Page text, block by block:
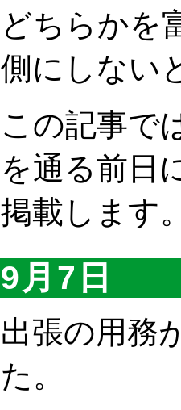
どちらかを
側にしない
この記事で
を通る前日
掲載します
9月7日
出張の用務
た。